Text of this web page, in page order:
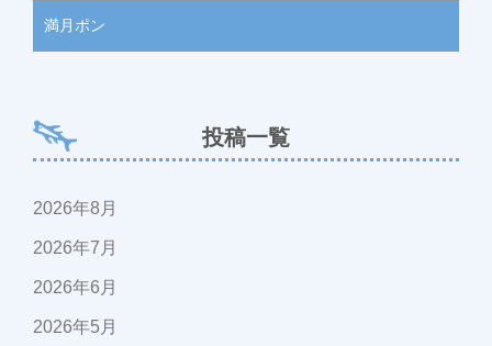
満月ポン
投稿一覧
2026年8月
2026年7月
2026年6月
2026年5月